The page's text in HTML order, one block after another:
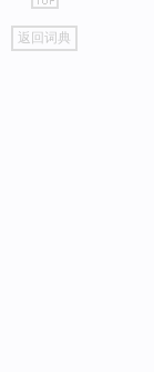
go
top
返回词典